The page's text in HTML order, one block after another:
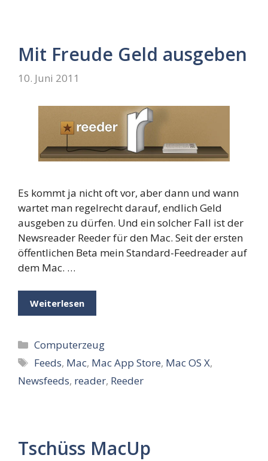
Mit Freude Geld ausgeben
10. Juni 2011
Es kommt ja nicht oft vor, aber dann und wann
wartet man regelrecht darauf, endlich Geld
ausgeben zu dürfen. Und ein solcher Fall ist der
Newsreader Reeder für den Mac. Seit der ersten
öffentlichen Beta mein Standard-Feedreader auf
dem Mac. …
Weiterlesen
Kategorien
Computerzeug
Schlagwörter
Feeds, Mac, Mac App Store, Mac OS X,
Newsfeeds, reader, Reeder
Tschüss MacUp